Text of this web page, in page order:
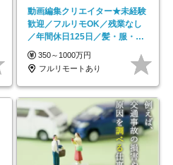
動画編集クリエイター★未経験
歓迎／フルリモOK／残業なし
／年間休日125日／髪・服・ネ
イル自由／研修充実で安心
350～1000万円
フルリモートあり